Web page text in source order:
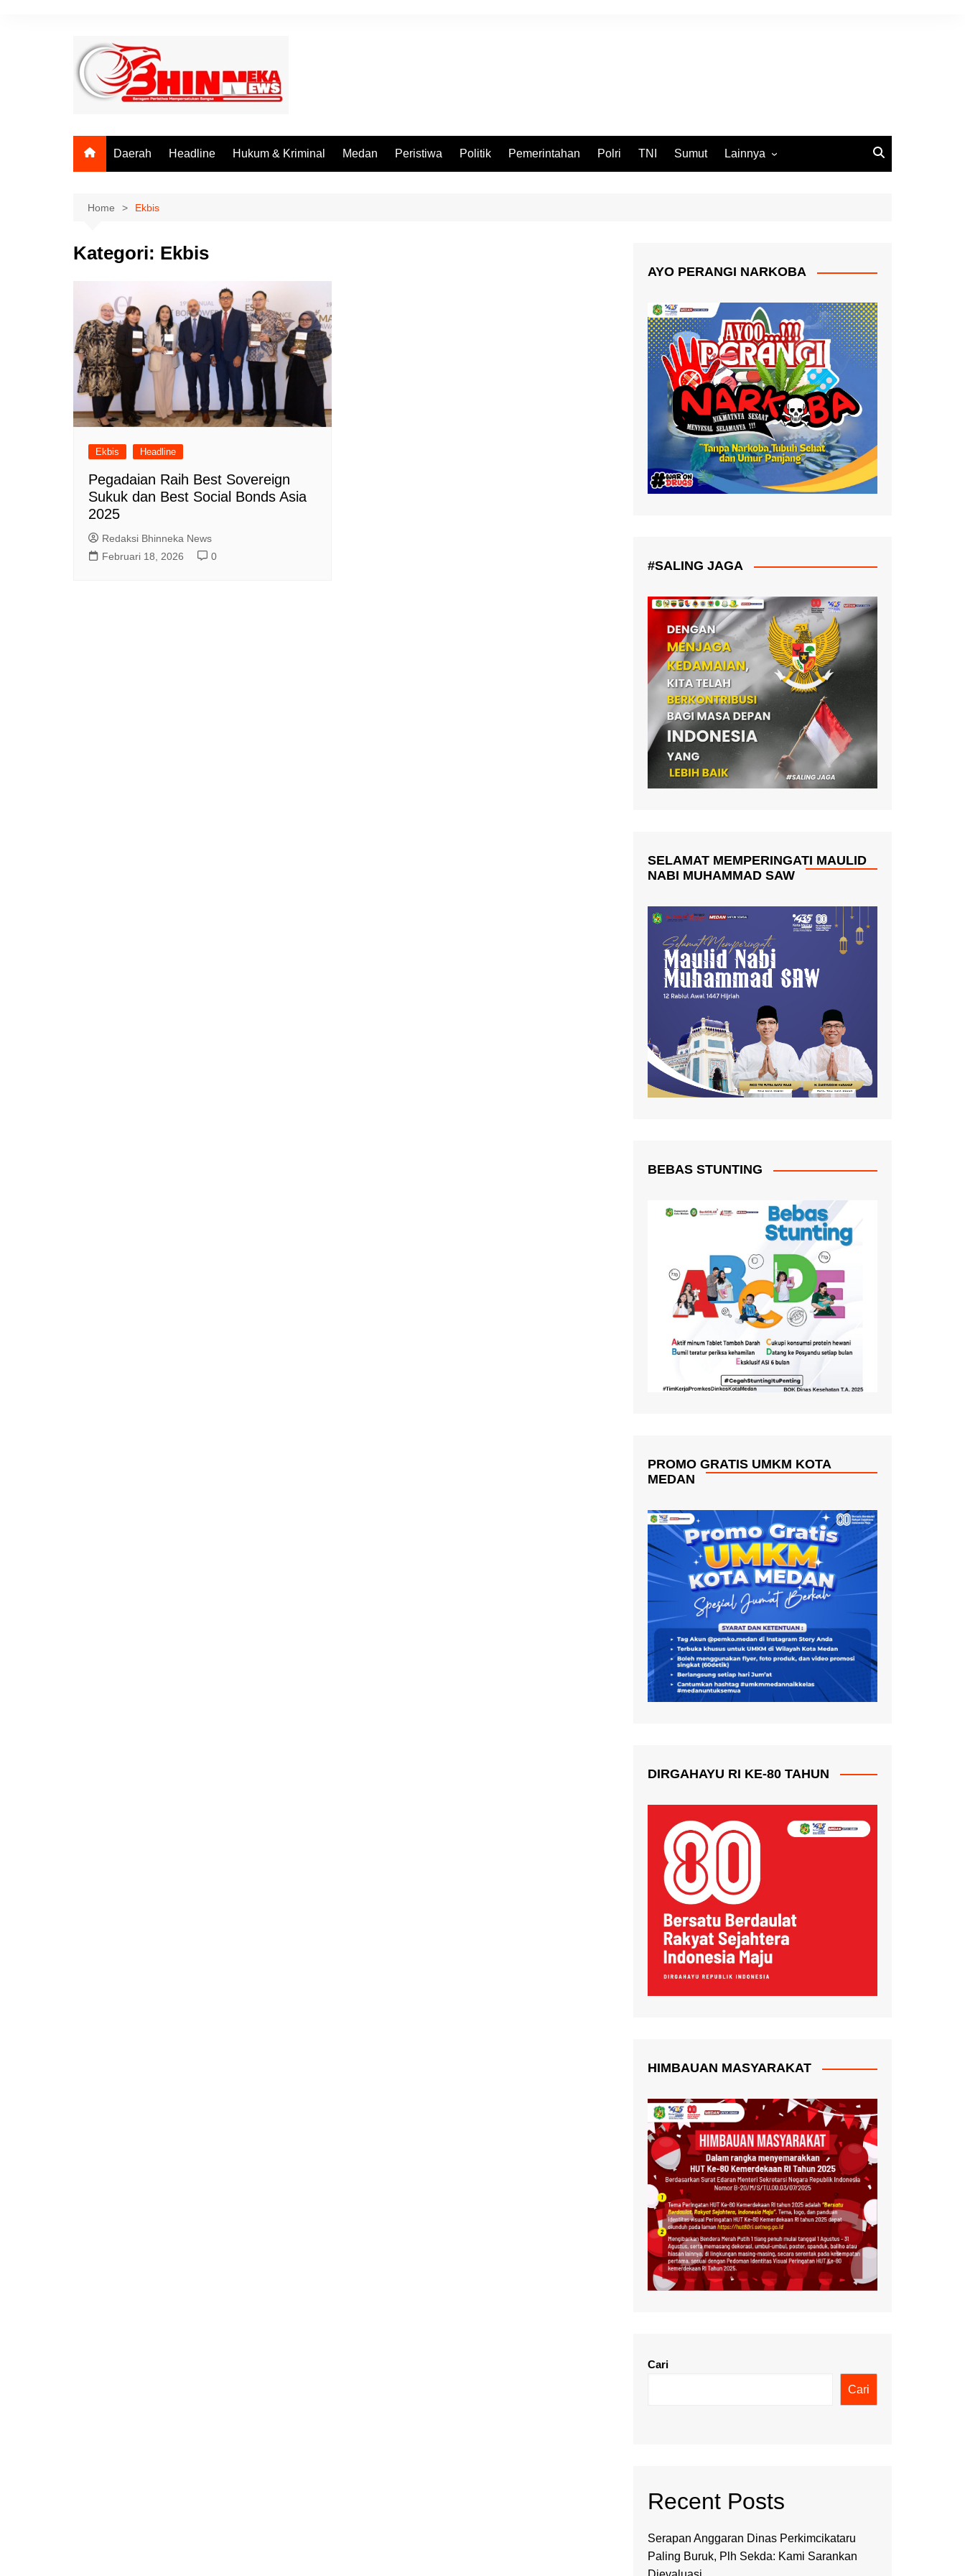
Daerah Headline Hukum & Kriminal Medan Peristiwa Politik Pemerintahan Polri TNI Sumut Lainnya
Home Ekbis
Kategori: Ekbis
Ekbis Headline
Pegadaian Raih Best Sovereign
Sukuk dan Best Social Bonds Asia
2025
Redaksi Bhinneka News
Februari 18, 2026
0
AYO PERANGI NARKOBA
#SALING JAGA
SELAMAT MEMPERINGATI MAULID
NABI MUHAMMAD SAW
BEBAS STUNTING
PROMO GRATIS UMKM KOTA
MEDAN
DIRGAHAYU RI KE-80 TAHUN
HIMBAUAN MASYARAKAT
Cari
Cari
Recent Posts
Serapan Anggaran Dinas Perkimcikataru
Paling Buruk, Plh Sekda: Kami Sarankan